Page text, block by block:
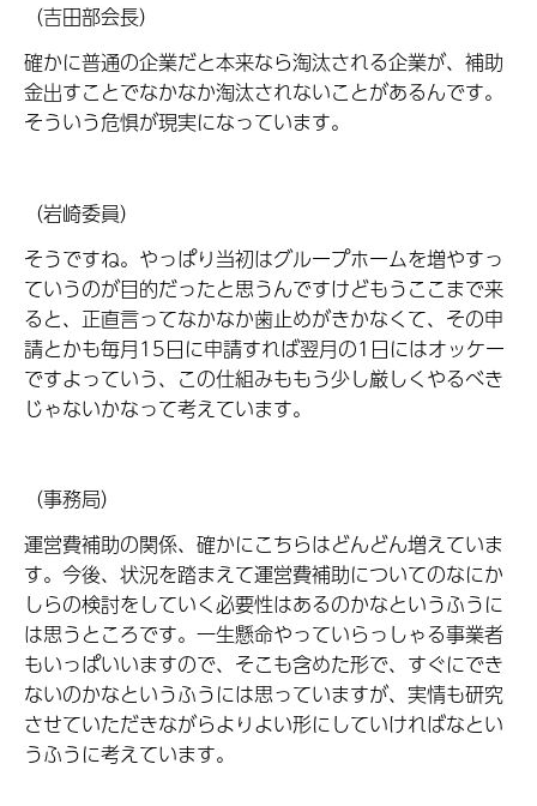
（吉田部会長）
確かに普通の企業だと本来なら淘汰される企業が、補助
金出すことでなかなか淘汰されないことがあるんです。
そういう危惧が現実になっています。
（岩崎委員）
そうですね。やっぱり当初はグループホームを増やすっ
ていうのが目的だったと思うんですけどもうここまで来
ると、正直言ってなかなか歯止めがきかなくて、その申
請とかも毎月15日に申請すれば翌月の1日にはオッケー
ですよっていう、この仕組みももう少し厳しくやるべき
じゃないかなって考えています。
（事務局）
運営費補助の関係、確かにこちらはどんどん増えていま
す。今後、状況を踏まえて運営費補助についてのなにか
しらの検討をしていく必要性はあるのかなというふうに
は思うところです。一生懸命やっていらっしゃる事業者
もいっぱいいますので、そこも含めた形で、すぐにでき
ないのかなというふうには思っていますが、実情も研究
させていただきながらよりよい形にしていければなとい
うふうに考えています。